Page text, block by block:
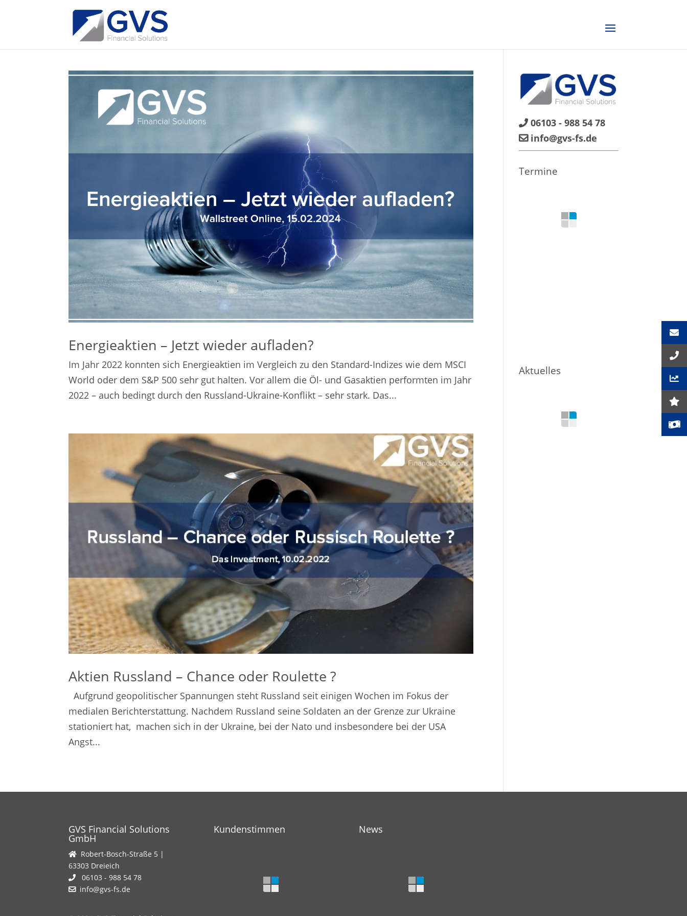
Energieaktien – Jetzt wieder aufladen?
Im Jahr 2022 konnten sich Energieaktien im Vergleich zu den Standard-Indizes wie dem MSCI
World oder dem S&P 500 sehr gut halten. Vor allem die Öl- und Gasaktien performten im Jahr
2022 – auch bedingt durch den Russland-Ukraine-Konflikt – sehr stark. Das...
Aktien Russland – Chance oder Roulette ?
Aufgrund geopolitischer Spannungen steht Russland seit einigen Wochen im Fokus der
medialen Berichterstattung. Nachdem Russland seine Soldaten an der Grenze zur Ukraine
stationiert hat, machen sich in der Ukraine, bei der Nato und insbesondere bei der USA
Angst...
06103 - 988 54 78
info@gvs-fs.de
Termine
Aktuelles
GVS Financial Solutions
GmbH
Robert-Bosch-Straße 5 |
63303 Dreieich
06103 - 988 54 78
info@gvs-fs.de
Kundenstimmen News